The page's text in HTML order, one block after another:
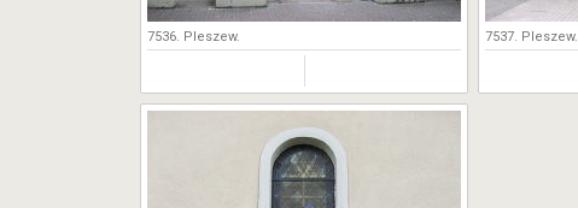
7536. Pleszew. 7537. Pleszew.